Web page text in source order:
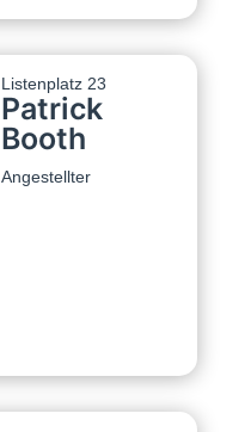
Listenplatz 23
Patrick
Booth
Angestellter